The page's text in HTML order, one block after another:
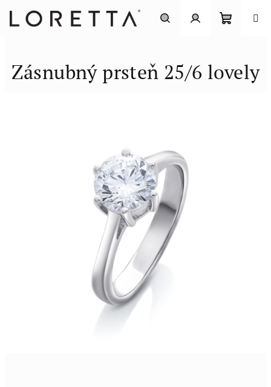
obsah
košík
Zásnubný prsteň 25/6 lovely